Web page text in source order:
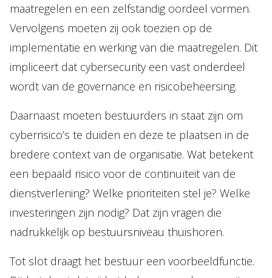
maatregelen en een zelfstandig oordeel vormen.
Vervolgens moeten zij ook toezien op de
implementatie en werking van die maatregelen. Dit
impliceert dat cybersecurity een vast onderdeel
wordt van de governance en risicobeheersing.
Daarnaast moeten bestuurders in staat zijn om
cyberrisico’s te duiden en deze te plaatsen in de
bredere context van de organisatie. Wat betekent
een bepaald risico voor de continuïteit van de
dienstverlening? Welke prioriteiten stel je? Welke
investeringen zijn nodig? Dat zijn vragen die
nadrukkelijk op bestuursniveau thuishoren.
Tot slot draagt het bestuur een voorbeeldfunctie.